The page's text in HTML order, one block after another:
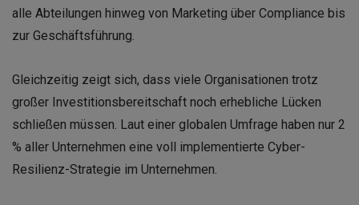
alle Abteilungen hinweg von Marketing über Compliance bis
zur Geschäftsführung.
Gleichzeitig zeigt sich, dass viele Organisationen trotz
großer Investitionsbereitschaft noch erhebliche Lücken
schließen müssen. Laut einer globalen Umfrage haben nur 2
% aller Unternehmen eine voll implementierte Cyber-
Resilienz-Strategie im Unternehmen.